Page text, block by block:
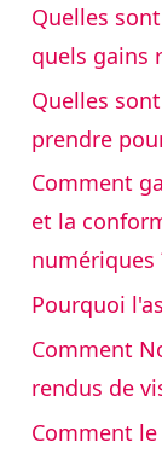
Quelles
quels gains
Quelles
prendre
Comment
et la
numériques
Pourquoi
Comment
rendus de
Comment